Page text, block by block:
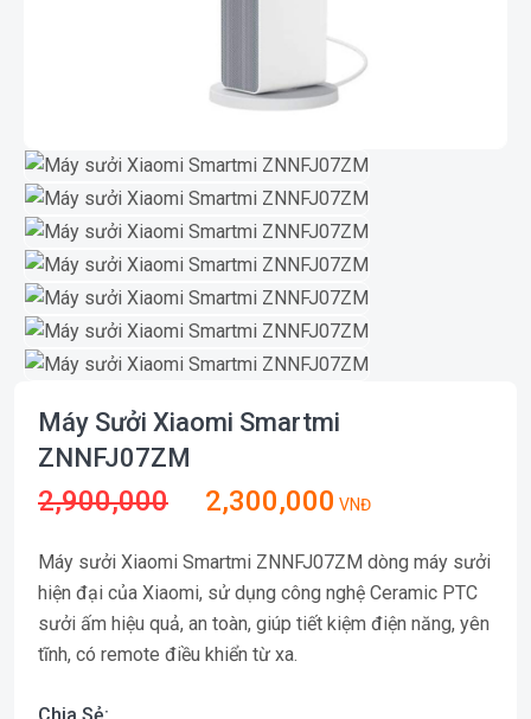
Máy Sưởi Xiaomi Smartmi
ZNNFJ07ZM
2,900,000 2,300,000 VNĐ
Máy sưởi Xiaomi Smartmi ZNNFJ07ZM dòng máy sưởi
hiện đại của Xiaomi, sử dụng công nghệ Ceramic PTC
sưởi ấm hiệu quả, an toàn, giúp tiết kiệm điện năng, yên
tĩnh, có remote điều khiển từ xa.